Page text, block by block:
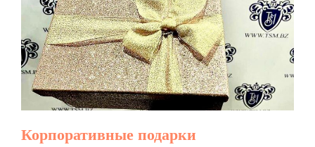
Корпоративные подарки